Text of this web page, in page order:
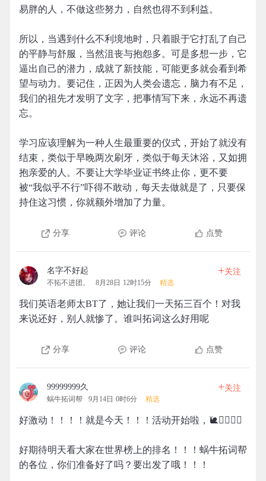
易胖的人，不做这些努力，自然也得不到利益。
所以，当遇到什么不利境地时，只着眼于它打乱了自己
的平静与舒服，当然沮丧与抱怨多。可是多想一步，它
逼出自己的潜力，成就了新技能，可能更多就会看到希
望与动力。要记住，正因为人类会遗忘，脑力有不足，
我们的祖先才发明了文字，把事情写下来，永远不再遗
忘。
学习应该理解为一种人生最重要的仪式，开始了就没有
结束，类似于早晚两次刷牙，类似于每天沐浴，又如拥
抱亲爱的人。不要让大学毕业证书终止你，更不要
被“我似乎不行”吓得不敢动，每天去做就是了，只要保
持住这习惯，你就额外增加了力量。
分享 评论 点赞
名字不好起
不拓不进团。 8月28日 12时15分 精选
+关注
我们英语老师太BT了，她让我们一天拓三百个！对我
来说还好，别人就惨了。谁叫拓词这么好用呢
分享 评论 点赞
99999999久
蜗牛拓词帮 9月14日 0时6分 精选
+关注
好激动！！！！就是今天！！！活动开始啦，🐌🧗‍♀️🧗‍♂️
好期待明天看大家在世界榜上的排名！！！蜗牛拓词帮
的各位，你们准备好了吗？要出发了哦！！！